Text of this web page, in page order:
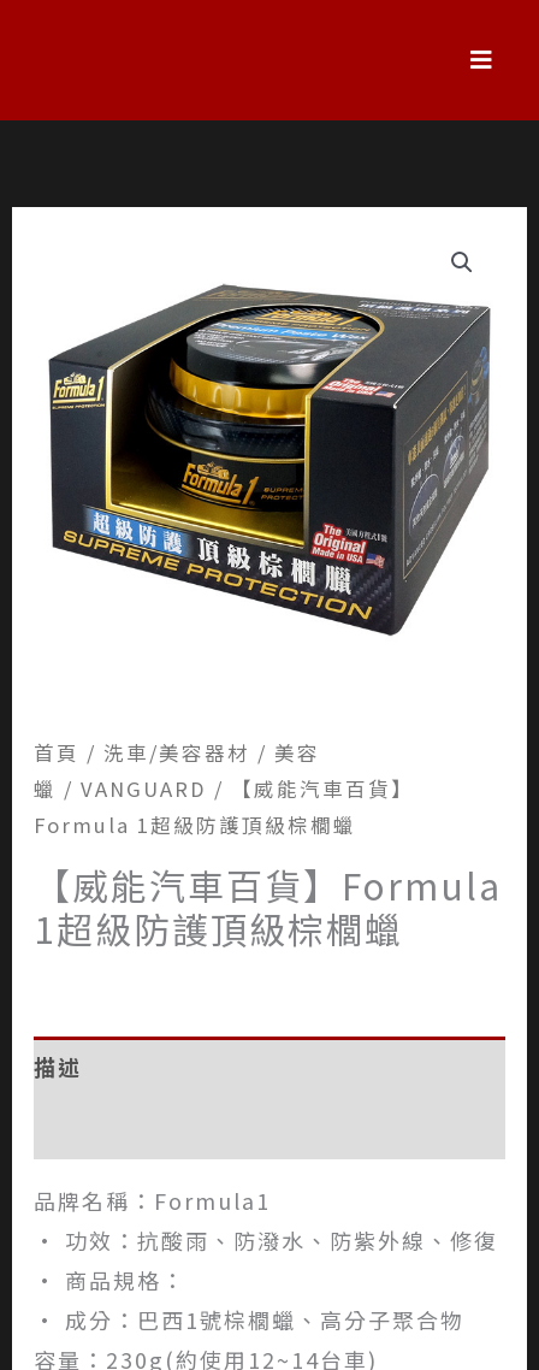
容
首頁 / 洗車/美容器材 / 美容
蠟 / VANGUARD / 【威能汽車百貨】
Formula 1超級防護頂級棕櫚蠟
【威能汽車百貨】Formula
1超級防護頂級棕櫚蠟
描述
品牌名稱：Formula1
• 功效：抗酸雨、防潑水、防紫外線、修復
• 商品規格：
• 成分：巴西1號棕櫚蠟、高分子聚合物
容量：230g(約使用12~14台車)